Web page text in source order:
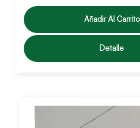
Añadir Al Carrito
Detalle